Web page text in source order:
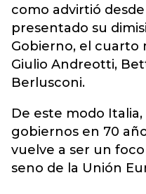
como advirtió
presentado su
Gobierno, el cuarto
Giulio Andreotti,
Berlusconi.
De este modo
gobiernos en 70
vuelve a ser un
seno de la Unión